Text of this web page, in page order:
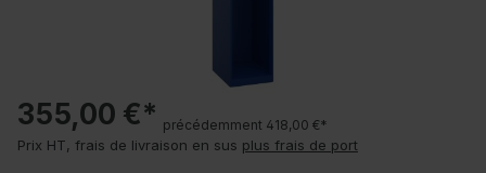
355,00 €* précédemment 418,00 €*
Prix HT, frais de livraison en sus plus frais de port